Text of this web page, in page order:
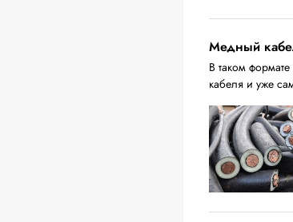
Медный
В таком
кабеля и уже